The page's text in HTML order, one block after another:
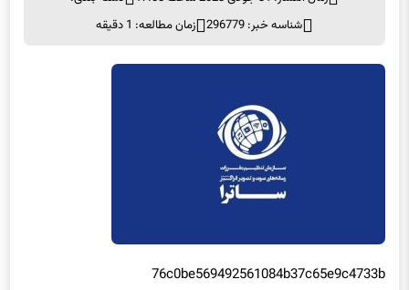
شناسه خبر: 296779
زمان مطالعه: 1 دقیقه
76c0be569492561084b37c65e9c4733b